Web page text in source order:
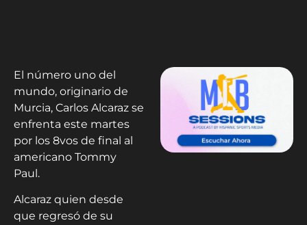
El número uno del
mundo, originario de
Murcia, Carlos Alcaraz se
enfrenta este martes
por los 8vos de final al
americano Tommy
Paul.
Alcaraz quien desde
que regresó de su